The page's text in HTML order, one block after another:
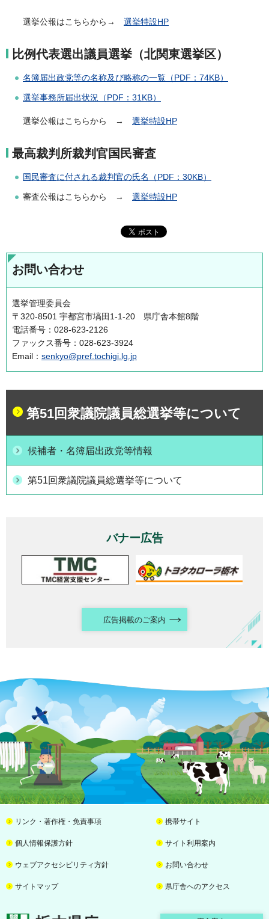
選挙公報はこちらから→ 選挙特設HP
比例代表選出議員選挙（北関東選挙区）
名簿届出政党等の名称及び略称の一覧（PDF：74KB）
選挙事務所届出状況（PDF：31KB）
選挙公報はこちらから → 選挙特設HP
最高裁判所裁判官国民審査
国民審査に付される裁判官の氏名（PDF：30KB）
審査公報はこちらから → 選挙特設HP
お問い合わせ
選挙管理委員会
〒320-8501 宇都宮市塙田1-1-20 県庁舎本館8階
電話番号：028-623-2126
ファックス番号：028-623-3924
Email： senkyo@pref.tochigi.lg.jp
第51回衆議院議員総選挙等について
候補者・名簿届出政党等情報
第51回衆議院議員総選挙等について
バナー広告
広告掲載のご案内
リンク・著作権・免責事項 携帯サイト
個人情報保護方針 サイト利用案内
ウェブアクセシビリティ方針 お問い合わせ
サイトマップ 県庁舎へのアクセス